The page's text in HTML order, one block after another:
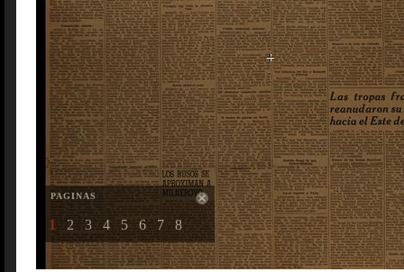
PAGINAS
1 2 3 4 5 6 7 8